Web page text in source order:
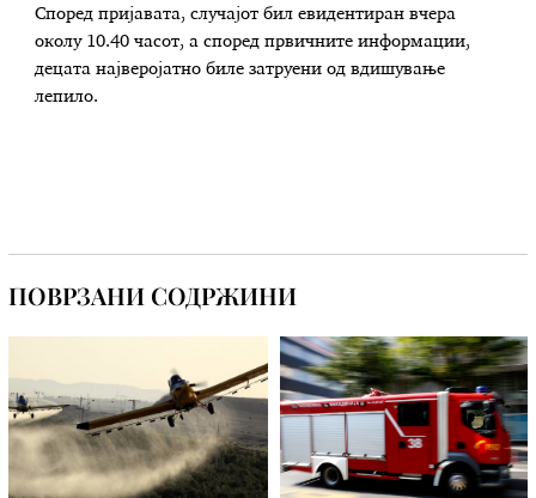
Според пријавата, случајот бил евидентиран вчера
околу 10.40 часот, а според првичните информации,
децата најверојатно биле затруени од вдишување
лепило.
ПОВРЗАНИ СОДРЖИНИ